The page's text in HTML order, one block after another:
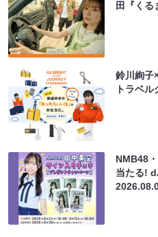
田『く
鈴川絢子
トラベ
NMB48
当たる!